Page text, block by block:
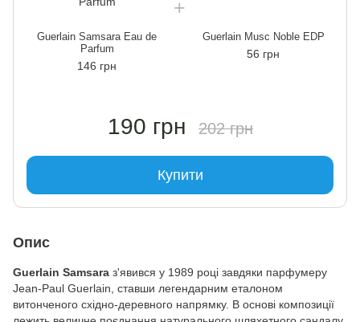
Guerlain Samsara Eau de
Parfum
146 грн
Guerlain Musc Noble EDP
56 грн
190 грн 202 грн
Купити
Опис
Guerlain Samsara з'явився у 1989 році завдяки парфумеру
Jean-Paul Guerlain, ставши легендарним еталоном
витонченого східно-деревного напрямку. В основі композиції